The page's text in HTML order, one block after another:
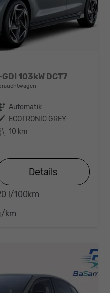
103kW DCT7
Getriebe Automatik
Außenfarbe ECOTRONIC GREY
Kilometerstand 10 km
Details
l/100km
km